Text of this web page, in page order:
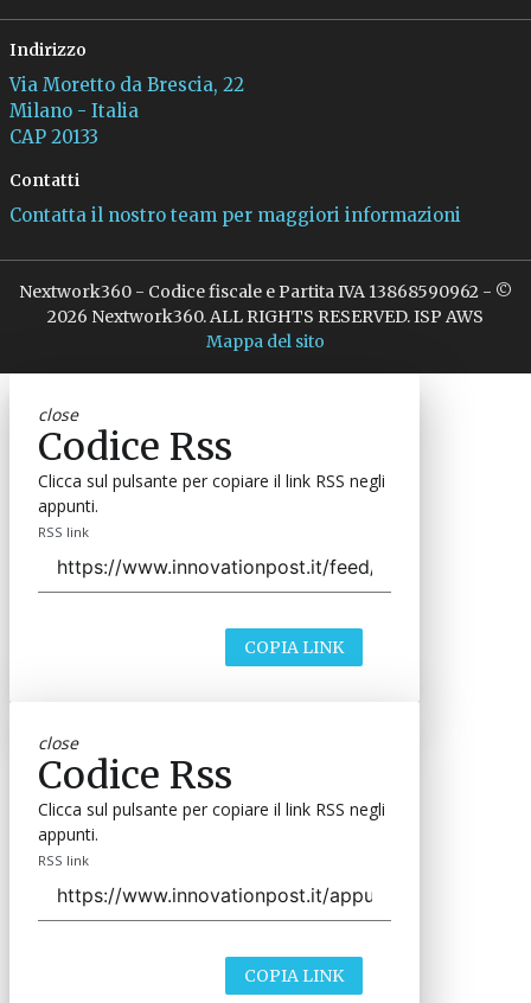
Indirizzo
Via Moretto da Brescia, 22
Milano - Italia
CAP 20133
Contatti
Contatta il nostro team per maggiori informazioni
Nextwork360 - Codice fiscale e Partita IVA 13868590962 - ©
2026 Nextwork360. ALL RIGHTS RESERVED. ISP AWS
Mappa del sito
close
Codice Rss
Clicca sul pulsante per copiare il link RSS negli
appunti.
RSS link
COPIA LINK
close
Codice Rss
Clicca sul pulsante per copiare il link RSS negli
appunti.
RSS link
COPIA LINK